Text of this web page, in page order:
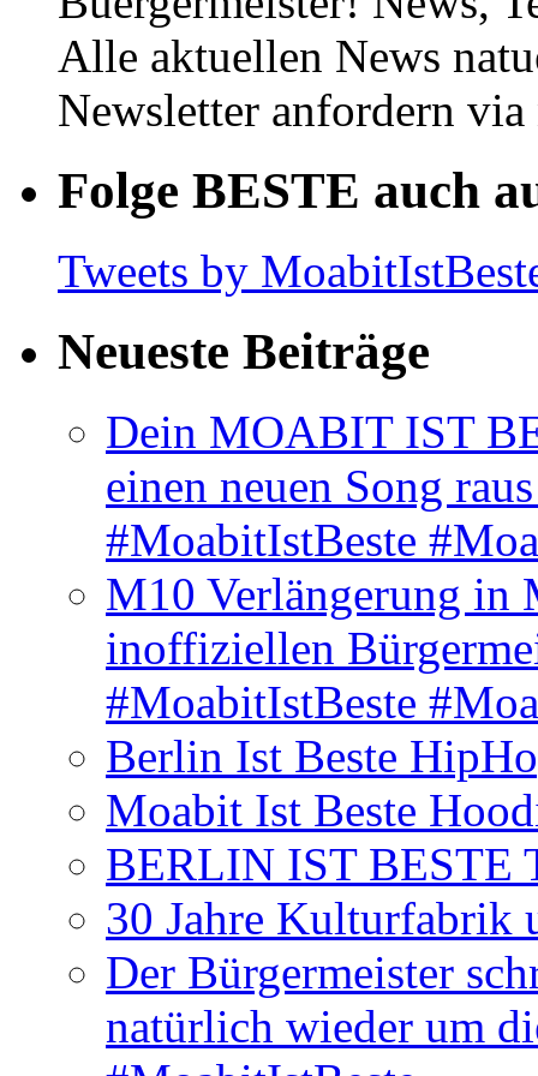
Alle aktuellen News
Newsletter anfordern
Folge BESTE auch
Tweets by
Neueste Beiträge
Dein MOABIT IST
einen neuen Song
#MoabitIstBeste
M10 Verlängerung in
inoffiziellen
#MoabitIstBeste
Berlin Ist Beste
Moabit Ist Beste
BERLIN IST BESTE
30 Jahre Kulturfabrik
Der Bürgermeister
natürlich wieder um